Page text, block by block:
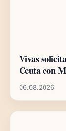
Vivas
Ceuta con
06.08.2026